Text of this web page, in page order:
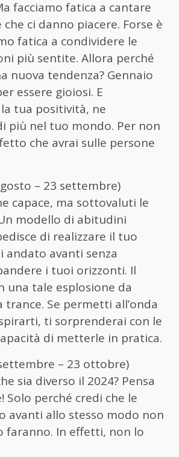
facciamo fatica a cantare
ci danno piacere. Forse è
fatica a condividere le
più sentite. Allora perché
nuova tendenza? Gennaio
essere gioiosi. E
tua positività, ne
più nel tuo mondo. Per non
che avrai sulle persone
– 23 settembre)
capace, ma sottovaluti le
modello di abitudini
di realizzare il tuo
andato avanti senza
i tuoi orizzonti. Il
una tale esplosione da
trance. Se permetti all’onda
ti sorprenderai con le
di metterle in pratica.
– 23 ottobre)
sia diverso il 2024? Pensa
perché credi che le
avanti allo stesso modo non
faranno. In effetti, non lo